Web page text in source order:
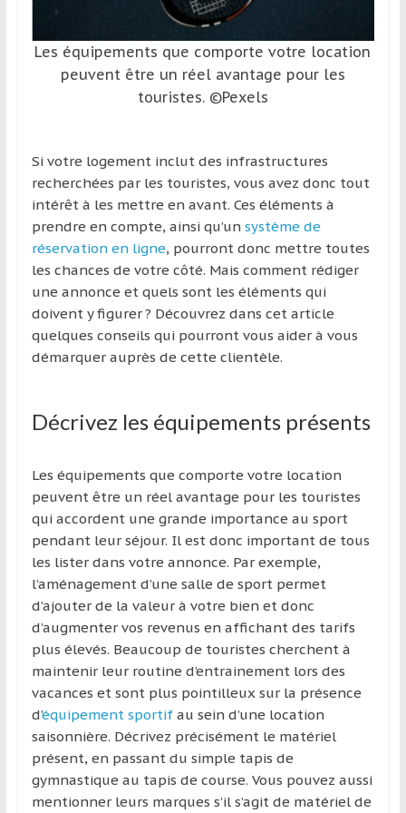
Les équipements que comporte votre location
peuvent être un réel avantage pour les
touristes. ©Pexels
Si votre logement inclut des infrastructures
recherchées par les touristes, vous avez donc tout
intérêt à les mettre en avant. Ces éléments à
prendre en compte, ainsi qu’un système de
réservation en ligne, pourront donc mettre toutes
les chances de votre côté. Mais comment rédiger
une annonce et quels sont les éléments qui
doivent y figurer ? Découvrez dans cet article
quelques conseils qui pourront vous aider à vous
démarquer auprès de cette clientèle.
Décrivez les équipements présents
Les équipements que comporte votre location
peuvent être un réel avantage pour les touristes
qui accordent une grande importance au sport
pendant leur séjour. Il est donc important de tous
les lister dans votre annonce. Par exemple,
l’aménagement d’une salle de sport permet
d’ajouter de la valeur à votre bien et donc
d’augmenter vos revenus en affichant des tarifs
plus élevés. Beaucoup de touristes cherchent à
maintenir leur routine d’entrainement lors des
vacances et sont plus pointilleux sur la présence
d’équipement sportif au sein d’une location
saisonnière. Décrivez précisément le matériel
présent, en passant du simple tapis de
gymnastique au tapis de course. Vous pouvez aussi
mentionner leurs marques s’il s’agit de matériel de